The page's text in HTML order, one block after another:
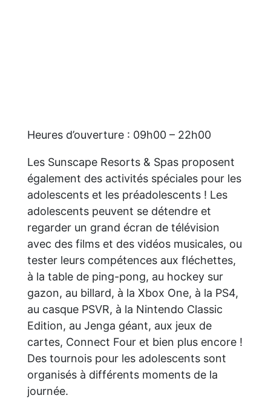
Heures d’ouverture : 09h00 – 22h00
Les Sunscape Resorts & Spas proposent
également des activités spéciales pour les
adolescents et les préadolescents ! Les
adolescents peuvent se détendre et
regarder un grand écran de télévision
avec des films et des vidéos musicales, ou
tester leurs compétences aux fléchettes,
à la table de ping-pong, au hockey sur
gazon, au billard, à la Xbox One, à la PS4,
au casque PSVR, à la Nintendo Classic
Edition, au Jenga géant, aux jeux de
cartes, Connect Four et bien plus encore !
Des tournois pour les adolescents sont
organisés à différents moments de la
journée.